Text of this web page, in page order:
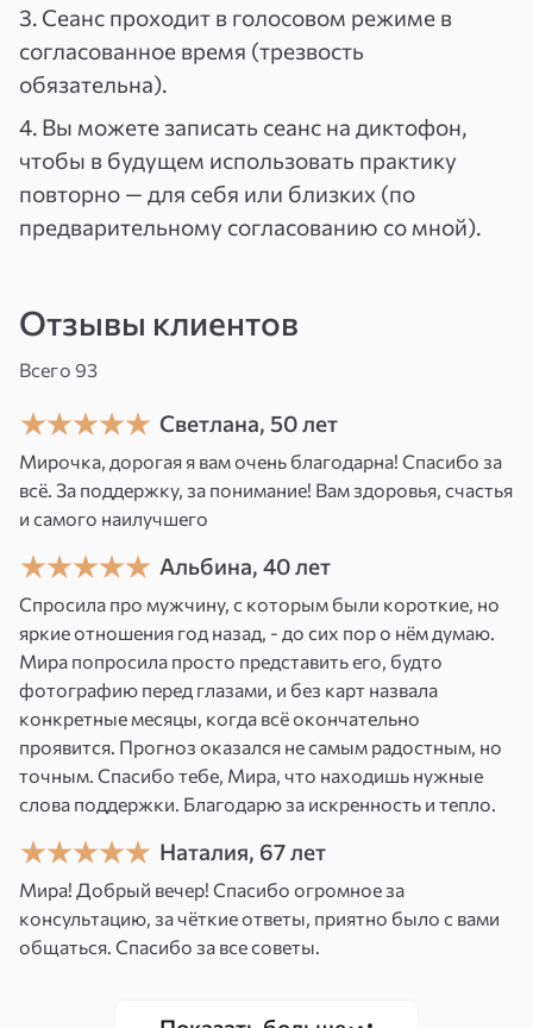
индивидуальныйэнергетический щит,
который защищает вас и ваших близких от
новых вторжений извне.
Сеанс действует как точка перезапуска—
включаются процессы мягкой, но глубокой
перестройки в сферах:
Финансов и трудоустройства
Бизнеса и карьеры
Отношений с близкими и окружением
Состояние «энергетической ямы» сменяется
на устойчивое ощущение силы, спокойствия и
внутреннего равновесия.
После сеанса в течение 10 дней продолжается
энергетическая перестройка организма
важно сохранять эмоциональную
устойчивость, чтобы закрепить результат.
3. Сеанс проходит в голосовом режиме в
согласованное время (трезвость
обязательна).
4. Вы можете записать сеанс на диктофон,
чтобы в будущем использовать практику
повторно — для себя или близких (по
предварительному согласованию со мной).
Отзывы клиентов
Всего 93
Светлана, 50 лет
Мирочка, дорогая я вам очень благодарна! Спасибо за
всё. За поддержку, за понимание! Вам здоровья, счастья
и самого наилучшего
Альбина, 40 лет
Спросила про мужчину, с которым были короткие, но
яркие отношения год назад, - до сих пор о нём думаю.
Мира попросила просто представить его, будто
фотографию перед глазами, и без карт назвала
конкретные месяцы, когда всё окончательно
проявится. Прогноз оказался не самым радостным, но
точным. Спасибо тебе, Мира, что находишь нужные
слова поддержки. Благодарю за искренность и тепло.
Наталия, 67 лет
Мира! Добрый вечер! Спасибо огромное за
консультацию, за чёткие ответы, приятно было с вами
общаться. Спасибо за все советы.